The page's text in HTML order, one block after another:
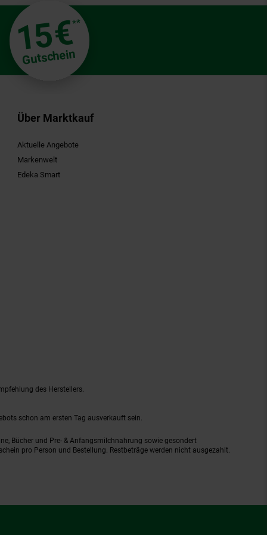
15€**
Gutschein
Über Marktkauf
Aktuelle Angebote
Markenwelt
Edeka Smart
des Herstellers.
schon am ersten Tag ausverkauft sein.
Bücher und Pre- & Anfangsmilchnahrung sowie gesondert
pro Person und Bestellung. Restbeträge werden nicht ausgezahlt.